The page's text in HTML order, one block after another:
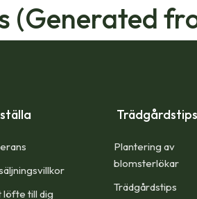
(Generated
löfte till dig​
Trädgårdstips
Plantering av
blomsterlökar
Trädgårdstips